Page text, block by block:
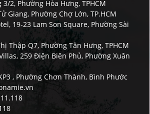
2, Phường Hòa Hưng, TPHCM
Giang, Phường Chợ Lớn, TP.HCM
19-23 Lam Son Square, Phường Sài
Thập Q7, Phường Tân Hưng, TPHCM
259 Điện Biên Phủ, Phường Xuân
, Phường Chơn Thành, Bình Phước